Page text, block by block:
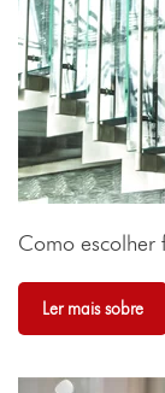
Como escolher
Ler mais sobre